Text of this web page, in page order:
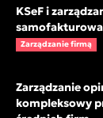
KSeF i
Zarządzanie firmą
Zarządzanie
kompleksowy